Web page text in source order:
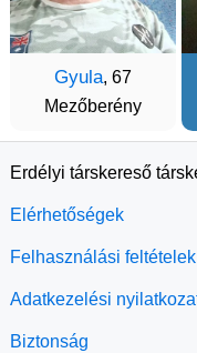
Gyula, 67
Mezőberény
Erdélyi társkereső
Elérhetőségek
Felhasználási feltételek
Adatkezelési
Biztonság